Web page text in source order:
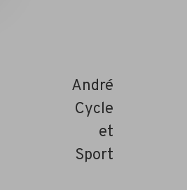
André
Cycle
et
Sport